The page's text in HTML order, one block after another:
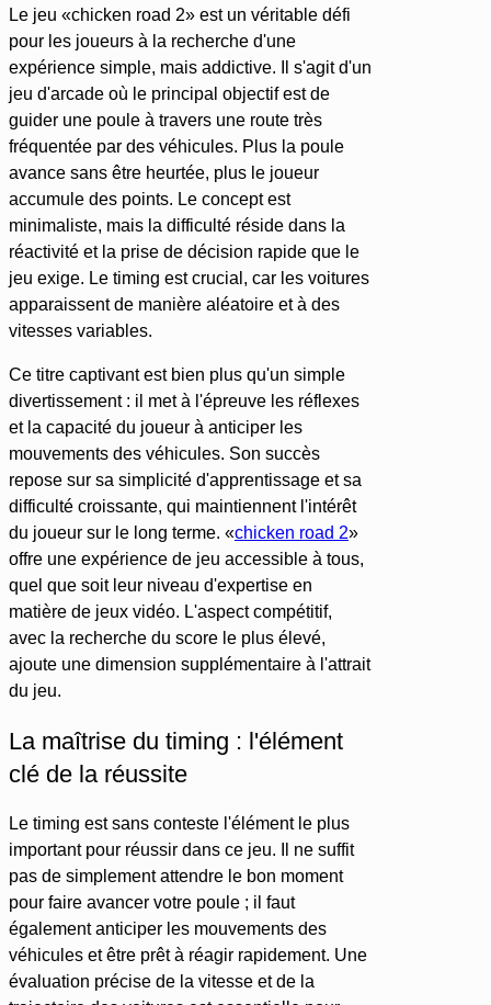
Le jeu «chicken road 2» est un véritable défi
pour les joueurs à la recherche d'une
expérience simple, mais addictive. Il s'agit d'un
jeu d'arcade où le principal objectif est de
guider une poule à travers une route très
fréquentée par des véhicules. Plus la poule
avance sans être heurtée, plus le joueur
accumule des points. Le concept est
minimaliste, mais la difficulté réside dans la
réactivité et la prise de décision rapide que le
jeu exige. Le timing est crucial, car les voitures
apparaissent de manière aléatoire et à des
vitesses variables.
Ce titre captivant est bien plus qu'un simple
divertissement : il met à l'épreuve les réflexes
et la capacité du joueur à anticiper les
mouvements des véhicules. Son succès
repose sur sa simplicité d'apprentissage et sa
difficulté croissante, qui maintiennent l'intérêt
du joueur sur le long terme. «chicken road 2»
offre une expérience de jeu accessible à tous,
quel que soit leur niveau d'expertise en
matière de jeux vidéo. L'aspect compétitif,
avec la recherche du score le plus élevé,
ajoute une dimension supplémentaire à l'attrait
du jeu.
La maîtrise du timing : l'élément
clé de la réussite
Le timing est sans conteste l'élément le plus
important pour réussir dans ce jeu. Il ne suffit
pas de simplement attendre le bon moment
pour faire avancer votre poule ; il faut
également anticiper les mouvements des
véhicules et être prêt à réagir rapidement. Une
évaluation précise de la vitesse et de la